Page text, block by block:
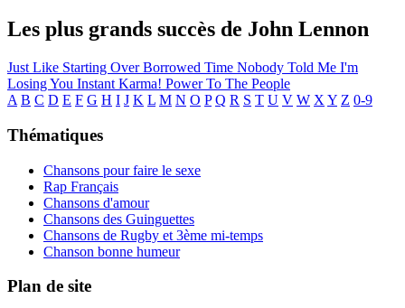
Les plus grands succès de John Lennon
Just Like Starting OverBorrowed Time Nobody Told Me I'm
Losing You Instant Karma! Power To The People
A B C D E F G H I J K L M N O P Q R S T U V W X Y Z 0-9
Thématiques
Chansons pour faire le sexe
Rap Français
Chansons d'amour
Chansons des Guinguettes
Chansons de Rugby et 3ème mi-temps
Chanson bonne humeur
Plan de site